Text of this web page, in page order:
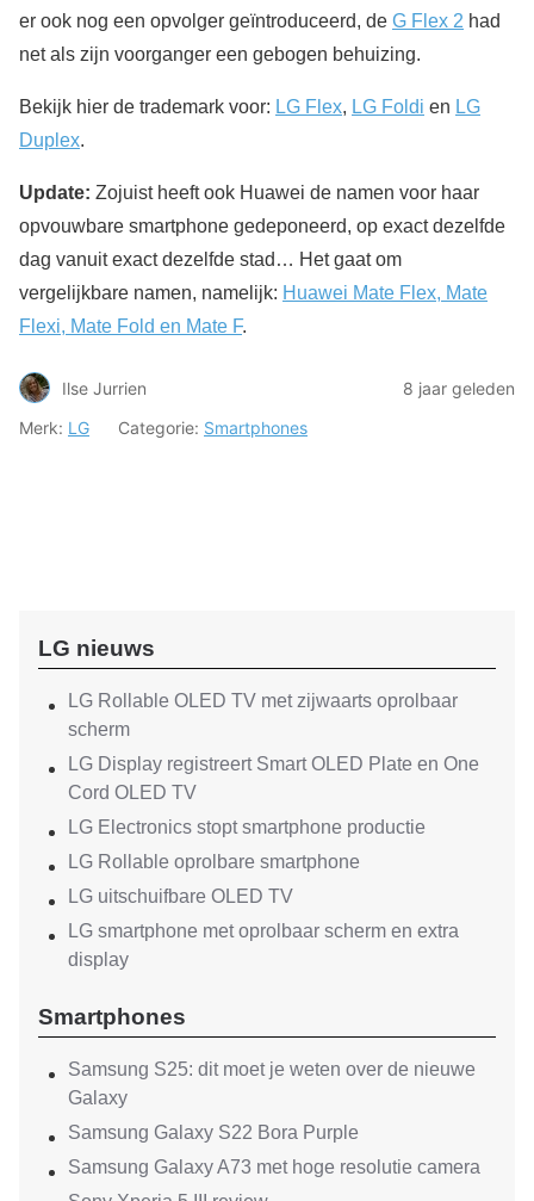
er ook nog een opvolger geïntroduceerd, de G Flex 2 had
net als zijn voorganger een gebogen behuizing.
Bekijk hier de trademark voor: LG Flex, LG Foldi en LG
Duplex.
Update: Zojuist heeft ook Huawei de namen voor haar
opvouwbare smartphone gedeponeerd, op exact dezelfde
dag vanuit exact dezelfde stad… Het gaat om
vergelijkbare namen, namelijk: Huawei Mate Flex, Mate
Flexi, Mate Fold en Mate F.
Ilse Jurrien
8 jaar geleden
Merk: LG Categorie: Smartphones
LG nieuws
LG Rollable OLED TV met zijwaarts oprolbaar
scherm
LG Display registreert Smart OLED Plate en One
Cord OLED TV
LG Electronics stopt smartphone productie
LG Rollable oprolbare smartphone
LG uitschuifbare OLED TV
LG smartphone met oprolbaar scherm en extra
display
Smartphones
Samsung S25: dit moet je weten over de nieuwe
Galaxy
Samsung Galaxy S22 Bora Purple
Samsung Galaxy A73 met hoge resolutie camera